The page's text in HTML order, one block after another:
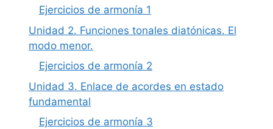
Ejercicios de armonía 1
Unidad 2. Funciones tonales diatónicas. El
modo menor.
Ejercicios de armonía 2
Unidad 3. Enlace de acordes en estado
fundamental
Ejercicios de armonía 3